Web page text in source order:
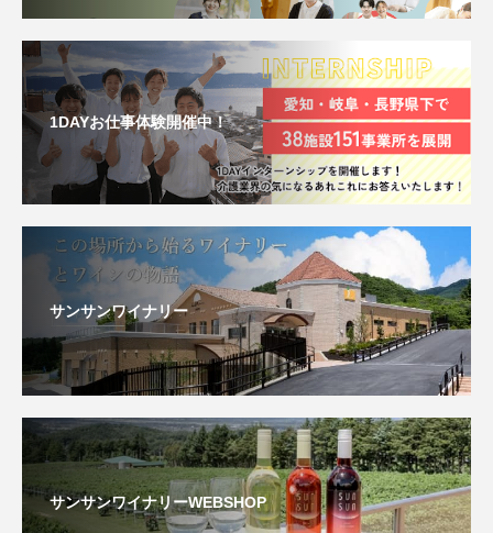
1DAYお仕事体験開催中！
サンサンワイナリー
サンサンワイナリーWEBSHOP